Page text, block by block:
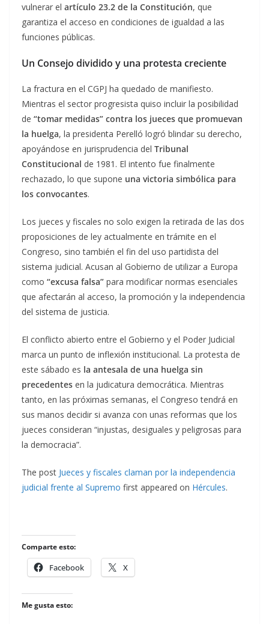
vulnerar el artículo 23.2 de la Constitución, que
garantiza el acceso en condiciones de igualdad a las
funciones públicas.
Un Consejo dividido y una protesta creciente
La fractura en el CGPJ ha quedado de manifiesto.
Mientras el sector progresista quiso incluir la posibilidad
de “tomar medidas” contra los jueces que promuevan
la huelga, la presidenta Perelló logró blindar su derecho,
apoyándose en jurisprudencia del Tribunal
Constitucional de 1981. El intento fue finalmente
rechazado, lo que supone una victoria simbólica para
los convocantes.
Los jueces y fiscales no solo exigen la retirada de las dos
proposiciones de ley actualmente en trámite en el
Congreso, sino también el fin del uso partidista del
sistema judicial. Acusan al Gobierno de utilizar a Europa
como “excusa falsa” para modificar normas esenciales
que afectarán al acceso, la promoción y la independencia
del sistema de justicia.
El conflicto abierto entre el Gobierno y el Poder Judicial
marca un punto de inflexión institucional. La protesta de
este sábado es la antesala de una huelga sin
precedentes en la judicatura democrática. Mientras
tanto, en las próximas semanas, el Congreso tendrá en
sus manos decidir si avanza con unas reformas que los
jueces consideran “injustas, desiguales y peligrosas para
la democracia”.
The post Jueces y fiscales claman por la independencia
judicial frente al Supremo first appeared on Hércules.
Comparte esto:
Facebook X
Me gusta esto: